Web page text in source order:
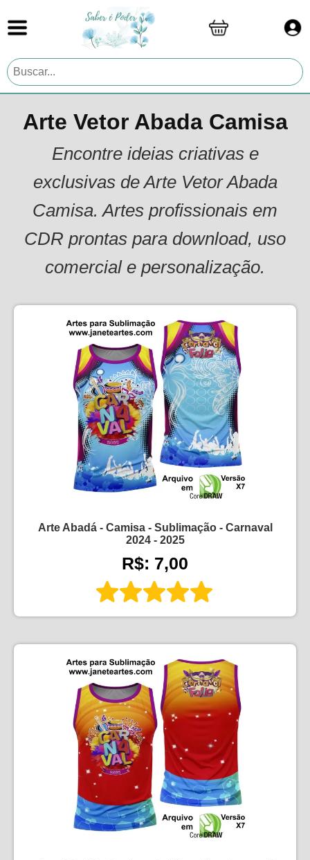
Arte Vetor Abada Camisa
Encontre ideias criativas e
exclusivas de Arte Vetor Abada
Camisa. Artes profissionais em
CDR prontas para download, uso
comercial e personalização.
Arte Abadá - Camisa - Sublimação - Carnaval
2024 - 2025
R$: 7,00